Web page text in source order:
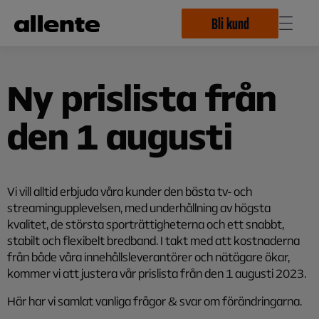
Bli kund
Ny prislista från
den 1 augusti
Vi vill alltid erbjuda våra kunder den bästatv-och
streamingupplevelsen, med underhållning av högsta
kvalitet, de största sporträttigheterna och ett snabbt,
stabilt och flexibelt bredband. I takt med att kostnaderna
från både våra innehållsleverantörer och nätägare ökar,
kommer vi att justera vår prislista från den 1 augusti 2023.
Här har vi samlat vanliga frågor & svar om förändringarna.